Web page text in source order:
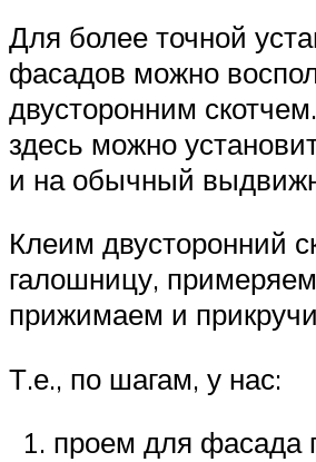
Для более точной
фасадов можно
двусторонним
здесь можно
и на обычный
Клеим двусторонний
галошницу,
прижимаем и
Т.е., по шагам, у нас:
проем для фасада